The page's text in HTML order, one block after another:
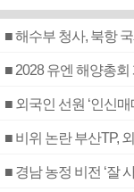
■ 해수부 청사, 북항
■ 2028 유엔 해양총회
■ 외국인 선원 ‘인신
■ 비위 논란 부산TP,
■ 경남 농정 비전 ‘잘